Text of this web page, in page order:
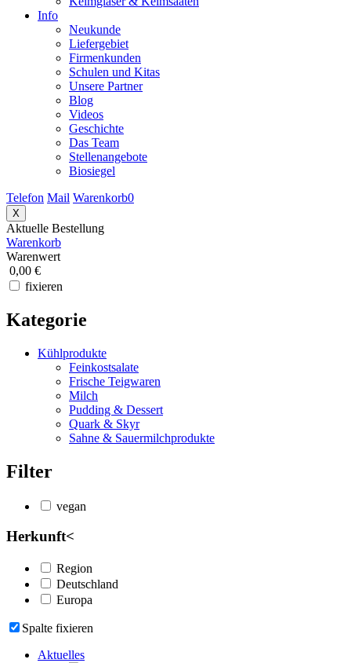
Info
Neukunde
Liefergebiet
Firmenkunden
Schulen und Kitas
Unsere Partner
Blog
Videos
Geschichte
Das Team
Stellenangebote
Biosiegel
Telefon Mail Warenkorb0
X
Aktuelle Bestellung
Warenkorb
Warenwert
0,00 €
fixieren
Kategorie
Kühlprodukte
Feinkostsalate
Frische Teigwaren
Milch
Pudding & Dessert
Quark & Skyr
Sahne & Sauermilchprodukte
Filter
vegan
Herkunft<
Region
Deutschland
Europa
Spalte fixieren
Aktuelles